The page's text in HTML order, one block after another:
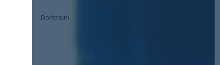
Dortmund